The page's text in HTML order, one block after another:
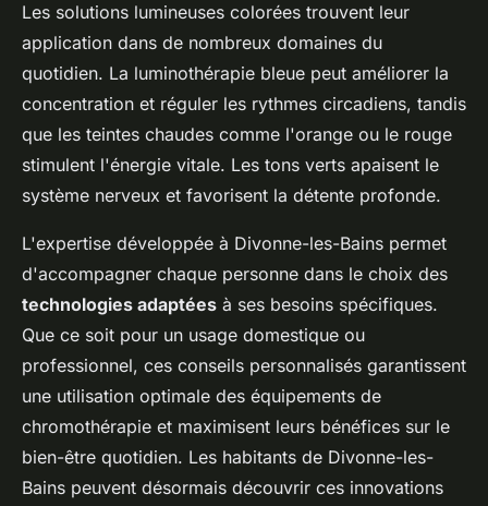
Les solutions lumineuses colorées trouvent leur
application dans de nombreux domaines du
quotidien. La luminothérapie bleue peut améliorer la
concentration et réguler les rythmes circadiens, tandis
que les teintes chaudes comme l'orange ou le rouge
stimulent l'énergie vitale. Les tons verts apaisent le
système nerveux et favorisent la détente profonde.
L'expertise développée à Divonne-les-Bains permet
d'accompagner chaque personne dans le choix des
technologies adaptées à ses besoins spécifiques.
Que ce soit pour un usage domestique ou
professionnel, ces conseils personnalisés garantissent
une utilisation optimale des équipements de
chromothérapie et maximisent leurs bénéfices sur le
bien-être quotidien. Les habitants de Divonne-les-
Bains peuvent désormais découvrir ces innovations